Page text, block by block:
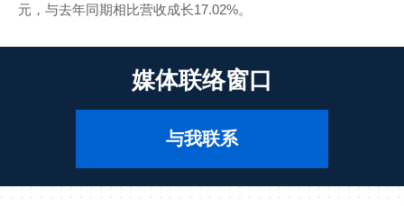
元，与去年同期相比营收成长17.02%。
媒体联络窗口
与我联系